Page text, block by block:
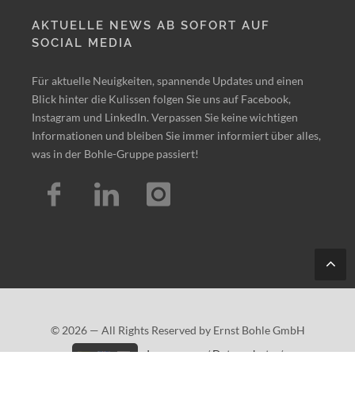
AKTUELLE NEWS AB SOFORT AUF
SOCIAL MEDIA
Für aktuelle Neuigkeiten, spannende Updates und einen
Blick hinter die Kulissen folgen Sie uns auf Facebook,
Instagram und LinkedIn. Verpassen Sie keine wichtigen
Informationen und bleiben Sie immer informiert über alles,
was in der Bohle-Gruppe passiert!
t
© 2026 — All Rights Reserved by Ernst Bohle GmbH
Impressum/Datenschutz/